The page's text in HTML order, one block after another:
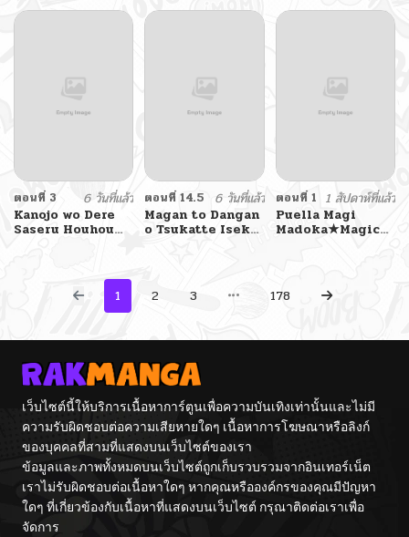
Akuyaku Reijou
Saikyou Tag
ga Sensei ni
masseji sareru
ตอนที่ 3
6 วันที่แล้ว
Kanojo wo Dere
Saseru Houhou
Shitteiru
ตอนที่ 14.5
6 วันที่แล้ว
Magan to Dangan
o Tsukatte Isekai
ตอนที่ 1 1 สัปดาห์ที่แล้ว
Puella Magi
Madoka★Magica
1
2 3 178
เว็บไซต์นี้ให้บริการเนื้อหาการ์ตูนเพื่อความบันเทิงเท่านั้นและไม่มี
ความรับผิดชอบต่อความเสียหายใดๆ เนื้อหาการโฆษณาหรือลิงก์
ของบุคคลที่สามที่แสดงบนเว็บไซต์ของเรา
ข้อมูลและภาพทั้งหมดบนเว็บไซต์ถูกเก็บรวบรวมจากอินเทอร์เน็ต
เราไม่รับผิดชอบต่อเนื้อหาใดๆ หากคุณหรือองค์กรของคุณมีปัญหา
ใดๆ ที่เกี่ยวข้องกับเนื้อหาที่แสดงบนเว็บไซต์ กรุณาติดต่อเราเพื่อ
จัดการ